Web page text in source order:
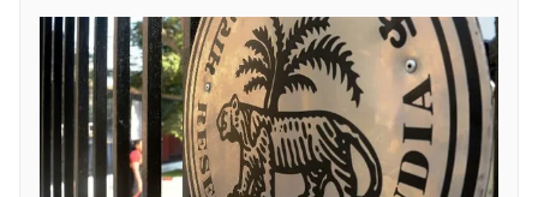
Theo dõi báo trên
Cơ quan chủ quản:Đài Truyền hình Việt Nam
Cơ quan báo chí:
Thời báo VTV